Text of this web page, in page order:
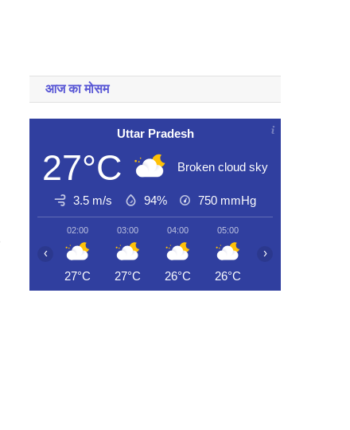
आज का मोसम
Uttar Pradesh
27°C Broken cloud sky
3.5 m/s 94% 750 mmHg
02:00
27°C
03:00
27°C
04:00
26°C
05:00
26°C
‹ ›